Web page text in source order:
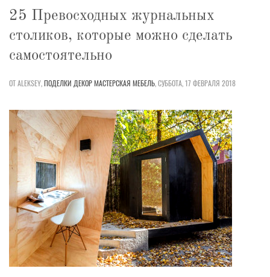
25 Превосходных журнальных
столиков, которые можно сделать
самостоятельно
ОТ ALEKSEY,ПОДЕЛКИ ДЕКОРМАСТЕРСКАЯ МЕБЕЛЬ,СУББОТА, 17 ФЕВРАЛЯ 2018